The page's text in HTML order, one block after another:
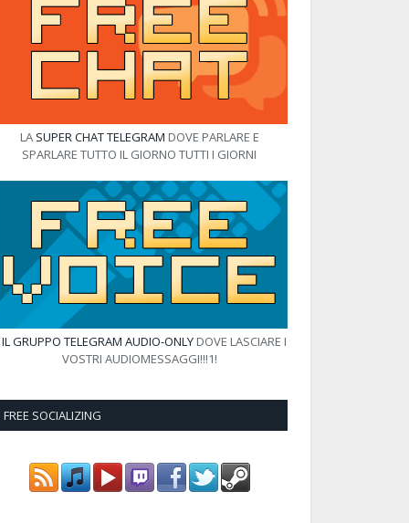
LA SUPER CHAT TELEGRAM DOVE PARLARE E
SPARLARE TUTTO IL GIORNO TUTTI I GIORNI
IL GRUPPO TELEGRAM AUDIO-ONLYDOVE LASCIARE I
VOSTRI AUDIOMESSAGGI!!!1!
FREE SOCIALIZING